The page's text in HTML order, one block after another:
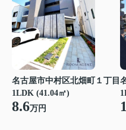
名古屋市中村区北畑町１丁目
1LDK (41.04㎡)
8.6万円